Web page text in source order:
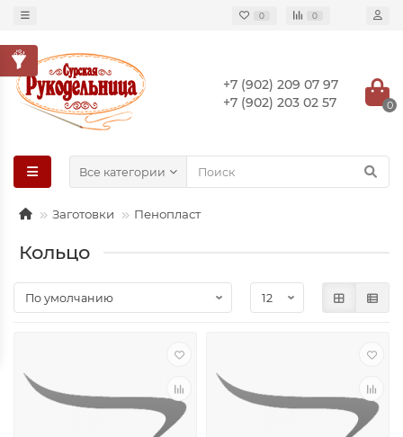
0 0
+7 (902) 209 07 97
+7 (902) 203 02 57
0
Все категории
Заготовки Пенопласт
Кольцо